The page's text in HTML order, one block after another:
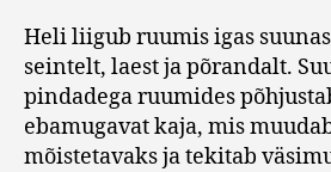
Heli liigub ruumis igas
seintelt, laest ja põrandalt.
pindadega ruumides
ebamugavat kaja, mis
mõistetavaks ja tekitab